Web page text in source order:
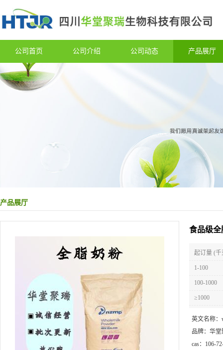
公司首页 公司介绍 公司动态 产品展厅
产品展厅
食品级全
起订量 (千
1-100
100-1000
≥1000
英文名称：
品牌： 华堂
cas： 106-